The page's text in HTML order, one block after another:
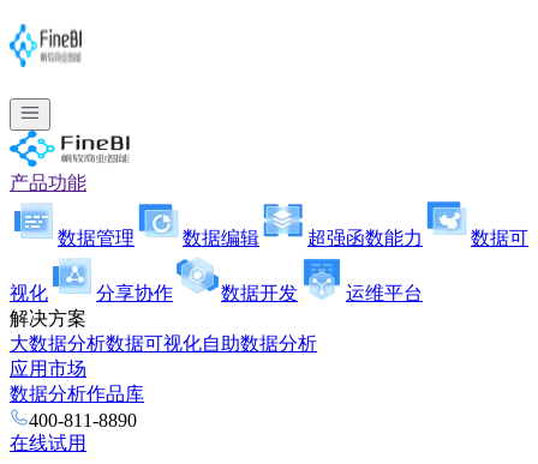
产品功能
数据管理 数据编辑 超强函数能力 数据可
视化 分享协作 数据开发
运维平台
解决方案
大数据分析数据可视化自助数据分析
应用市场
数据分析作品库
400-811-8890
在线试用